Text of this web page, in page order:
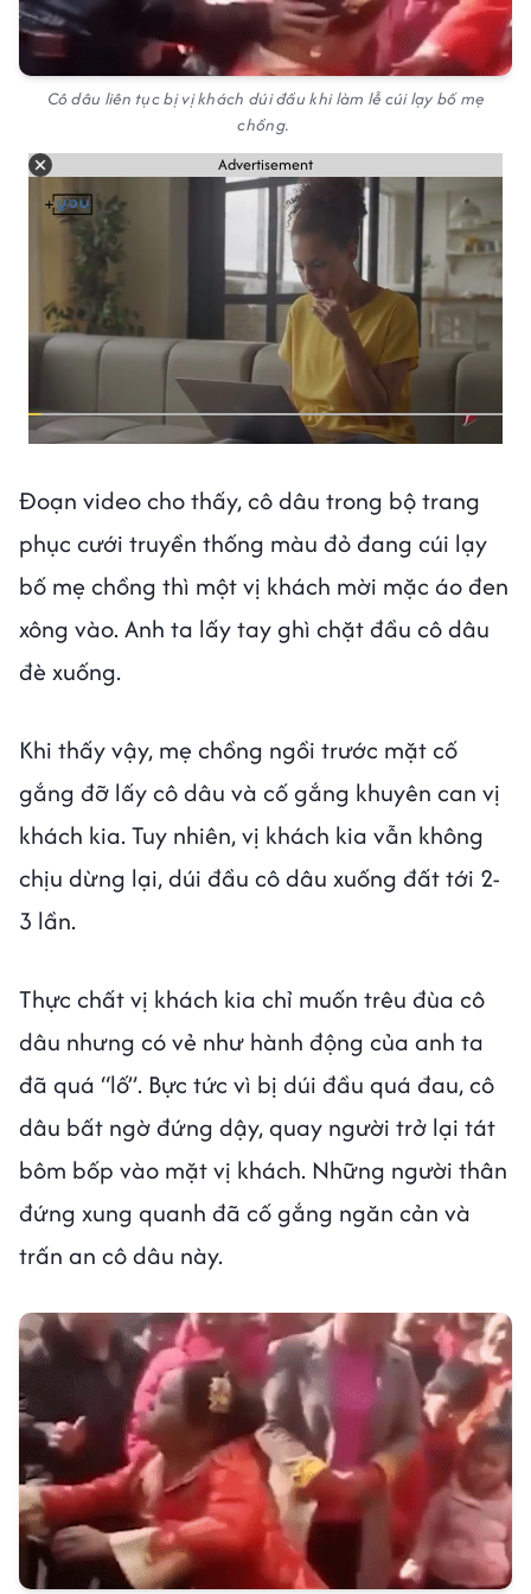
Cô dâu liên tục bị vị khách dúi đầu khi làm lễ cúi lạy bố mẹ
chồng.
Advertisement
Đoạn video cho thấy, cô dâu trong bộ trang
phục cưới truyền thống màu đỏ đang cúi lạy
bố mẹ chồng thì một vị khách mời mặc áo đen
xông vào. Anh ta lấy tay ghì chặt đầu cô dâu
đè xuống.
Khi thấy vậy, mẹ chồng ngồi trước mặt cố
gắng đỡ lấy cô dâu và cố gắng khuyên can vị
khách kia. Tuy nhiên, vị khách kia vẫn không
chịu dừng lại, dúi đầu cô dâu xuống đất tới 2-
3 lần.
Thực chất vị khách kia chỉ muốn trêu đùa cô
dâu nhưng có vẻ như hành động của anh ta
đã quá “lố”. Bực tức vì bị dúi đầu quá đau, cô
dâu bất ngờ đứng dậy, quay người trở lại tát
bôm bốp vào mặt vị khách. Những người thân
đứng xung quanh đã cố gắng ngăn cản và
trấn an cô dâu này.